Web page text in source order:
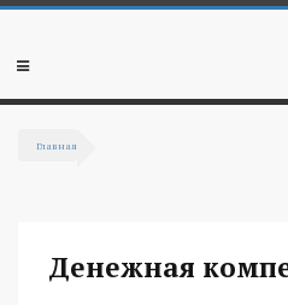
Перейти к основному содержанию
Мобильное
Главная
Денежная